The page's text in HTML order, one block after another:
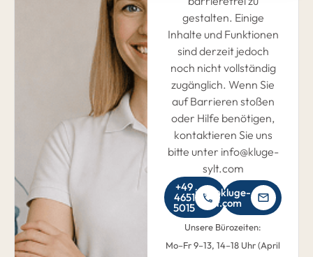
gestalten. Einige
Inhalte und Funktionen
sind derzeit jedoch
noch nicht vollständig
zugänglich. Wenn Sie
auf Barrieren stoßen
oder Hilfe benötigen,
kontaktieren Sie uns
bitte unter info@kluge-
sylt.com
+49
4651
5015
info@kluge-
sylt.com
Unsere Bürozeiten:
Mo–Fr 9–13, 14–18 Uhr (April